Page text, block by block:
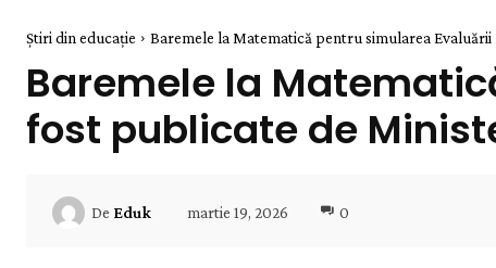
Știri din educație Baremele la Matematică pentru simularea
Baremele la
fost publicate de
De Eduk martie 19, 2026 0